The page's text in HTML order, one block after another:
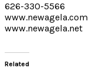
626-330-5566
www.newagela.com
www.newagela.net
Related